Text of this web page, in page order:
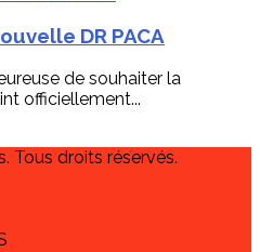
DR PACA
de souhaiter la
officiellement...
Tous droits réservés.